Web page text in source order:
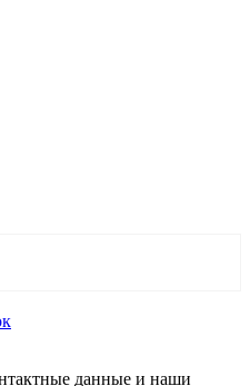
данные и наши